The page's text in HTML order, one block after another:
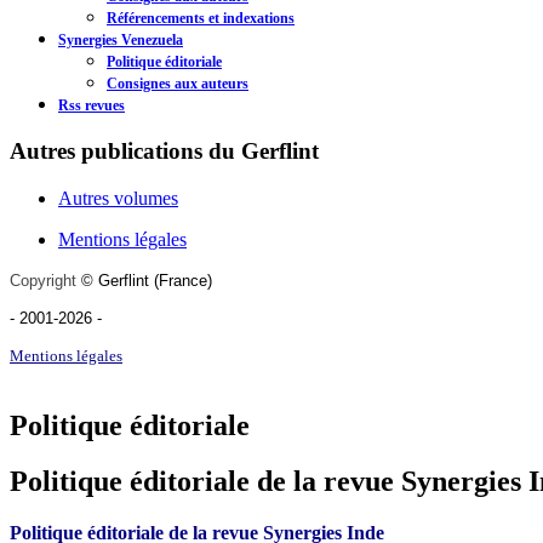
Référencements et indexations
Synergies Venezuela
Politique éditoriale
Consignes aux auteurs
Rss revues
Autres publications du Gerflint
Autres volumes
Mentions légales
Copyright © Gerflint (France)
- 2001-2026 -
Mentions légales
Politique éditoriale
Politique éditoriale de la revue Synergies
Politique éditoriale de la revue Synergies Inde